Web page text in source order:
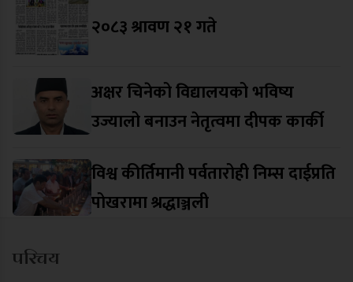
२०८३ श्रावण २१ गते
अक्षर चिनेको विद्यालयको भविष्य
उज्यालो बनाउन नेतृत्वमा दीपक कार्की
विश्व कीर्तिमानी पर्वतारोही निम्स दाईप्रति
पोखरामा श्रद्धाञ्जली
परिचय